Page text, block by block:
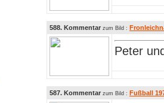
588. Kommentar zum Bild :
Peter
587. Kommentar zum Bild : Fußball